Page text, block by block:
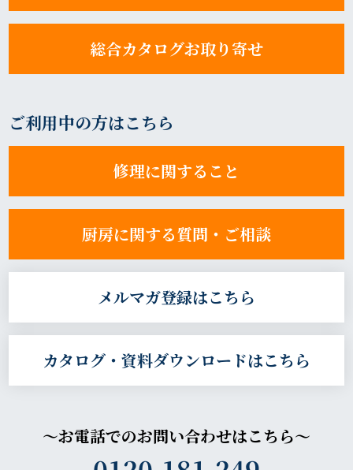
総合カタログお取り寄せ
ご利用中の方はこちら
修理に関すること
厨房に関する質問・ご相談
メルマガ登録はこちら
カタログ・資料ダウンロードはこちら
～お電話でのお問い合わせはこちら～